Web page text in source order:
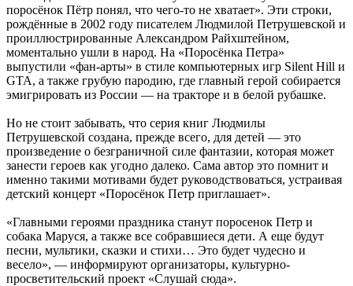
поросёнок Пётр понял, что чего-то не хватает». Эти строки,
рождённые в 2002 году писателем Людмилой Петрушевской и
проиллюстрированные Александром Райхштейном,
моментально ушли в народ. На «Поросёнка Петра»
выпустили «фан-арты» в стиле компьютерных игр Silent Hill и
GTA, а также грубую пародию, где главный герой собирается
эмигрировать из России — на тракторе и в белой рубашке.
Но не стоит забывать, что серия книг Людмилы
Петрушевской создана, прежде всего, для детей — это
произведение о безграничной силе фантазии, которая может
занести героев как угодно далеко. Сама автор это помнит и
именно такими мотивами будет руководствоваться, устраивая
детский концерт «Поросёнок Петр приглашает».
«Главными героями праздника станут поросенок Петр и
собака Маруся, а также все собравшиеся дети. А еще будут
песни, мультики, сказки и стихи… Это будет чудесно и
весело», — информируют организаторы, культурно-
просветительский проект «Слушай сюда».